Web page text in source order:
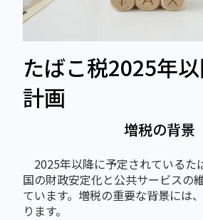
たばこ税2025年
計画
増税の背景
2025年以降に予定されているた
国の財政安定化と公共サービスの
ています。増税の重要な背景には
ります。